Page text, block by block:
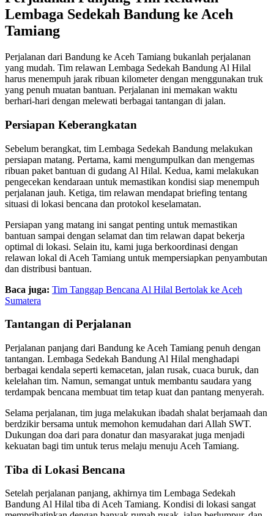
Lembaga Sedekah Bandung ke Aceh
Tamiang
Perjalanan dari Bandung ke Aceh Tamiang bukanlah perjalanan
yang mudah. Tim relawan Lembaga Sedekah Bandung Al Hilal
harus menempuh jarak ribuan kilometer dengan menggunakan truk
yang penuh muatan bantuan. Perjalanan ini memakan waktu
berhari-hari dengan melewati berbagai tantangan di jalan.
Persiapan Keberangkatan
Sebelum berangkat, tim Lembaga Sedekah Bandung melakukan
persiapan matang. Pertama, kami mengumpulkan dan mengemas
ribuan paket bantuan di gudang Al Hilal. Kedua, kami melakukan
pengecekan kendaraan untuk memastikan kondisi siap menempuh
perjalanan jauh. Ketiga, tim relawan mendapat briefing tentang
situasi di lokasi bencana dan protokol keselamatan.
Persiapan yang matang ini sangat penting untuk memastikan
bantuan sampai dengan selamat dan tim relawan dapat bekerja
optimal di lokasi. Selain itu, kami juga berkoordinasi dengan
relawan lokal di Aceh Tamiang untuk mempersiapkan penyambutan
dan distribusi bantuan.
Baca juga: Tim Tanggap Bencana Al Hilal Bertolak ke Aceh
Sumatera
Tantangan di Perjalanan
Perjalanan panjang dari Bandung ke Aceh Tamiang penuh dengan
tantangan. Lembaga Sedekah Bandung Al Hilal menghadapi
berbagai kendala seperti kemacetan, jalan rusak, cuaca buruk, dan
kelelahan tim. Namun, semangat untuk membantu saudara yang
terdampak bencana membuat tim tetap kuat dan pantang menyerah.
Selama perjalanan, tim juga melakukan ibadah shalat berjamaah dan
berdzikir bersama untuk memohon kemudahan dari Allah SWT.
Dukungan doa dari para donatur dan masyarakat juga menjadi
kekuatan bagi tim untuk terus melaju menuju Aceh Tamiang.
Tiba di Lokasi Bencana
Setelah perjalanan panjang, akhirnya tim Lembaga Sedekah
Bandung Al Hilal tiba di Aceh Tamiang. Kondisi di lokasi sangat